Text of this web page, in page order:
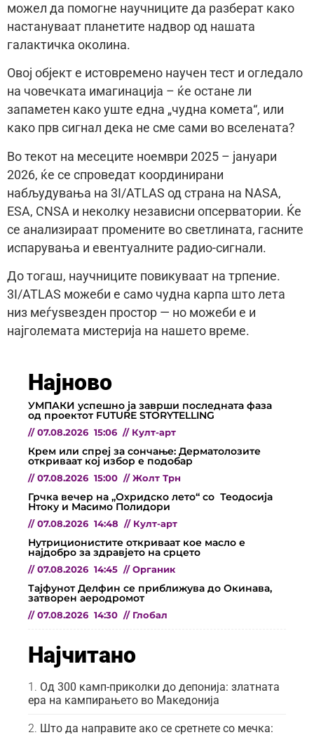
можел да помогне научниците да разберат како
настануваат планетите надвор од нашата
галактичка околина.
Овој објект е истовремено научен тест и огледало
на човечката имагинација – ќе остане ли
запаметен како уште една „чудна комета“, или
како прв сигнал дека не сме сами во вселената?
Во текот на месеците ноември 2025 – јануари
2026, ќе се спроведат координирани
набљудувања на 3I/ATLAS од страна на NASA,
ESA, CNSA и неколку независни опсерватории. Ќе
се анализираат промените во светлината, гасните
испарувања и евентуалните радио-сигнали.
До тогаш, научниците повикуваат на трпение.
3I/ATLAS можеби е само чудна карпа што лета
низ меѓуѕвезден простор — но можеби е и
најголемата мистерија на нашето време.
Најново
УМПАКИ успешно ја заврши последната фаза
од проектот FUTURE STORYTELLING
// 07.08.2026 15:06 // Култ-арт
Крем или спреј за сончање: Дерматолозите
откриваат кој избор е подобар
// 07.08.2026 15:00 // Жолт Трн
Грчка вечер на „Охридско лето“ со Теодосија
Нтоку и Масимо Полидори
// 07.08.2026 14:48 // Култ-арт
Нутриционистите откриваат кое масло е
најдобро за здравјето на срцето
// 07.08.2026 14:45 // Органик
Тајфунот Делфин се приближува до Окинава,
затворен аеродромот
// 07.08.2026 14:30 // Глобал
Најчитано
Од 300 камп-приколки до депонија: златната
ера на кампирањето во Македонија
Што да направите ако се сретнете со мечка: